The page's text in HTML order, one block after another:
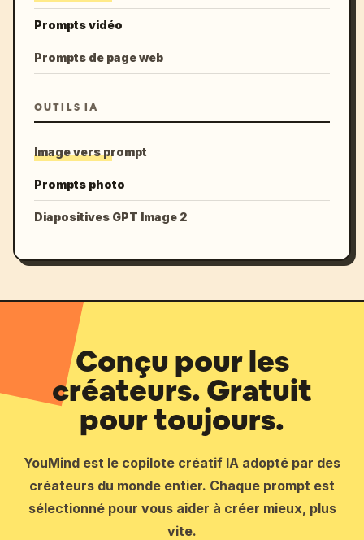
Prompts vidéo
Prompts de page web
OUTILS IA
Image vers prompt
Prompts photo
Diapositives GPT Image 2
Conçu pour les
créateurs. Gratuit
pour toujours.
YouMind est le copilote créatif IA adopté par des
créateurs du monde entier. Chaque prompt est
sélectionné pour vous aider à créer mieux, plus
vite.